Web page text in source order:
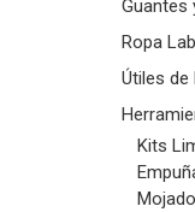
Guantes
Ropa
Útiles de
Kits